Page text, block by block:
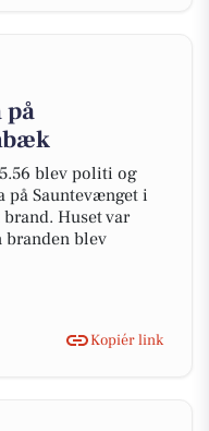
på
blev politi og
Sauntevænget i
Huset var
branden blev
Kopiér link